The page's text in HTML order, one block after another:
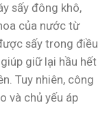
sấy đông khô,
của nước từ
sấy trong điều
giữ lại hầu hết
Tuy nhiên, công
và chủ yếu áp